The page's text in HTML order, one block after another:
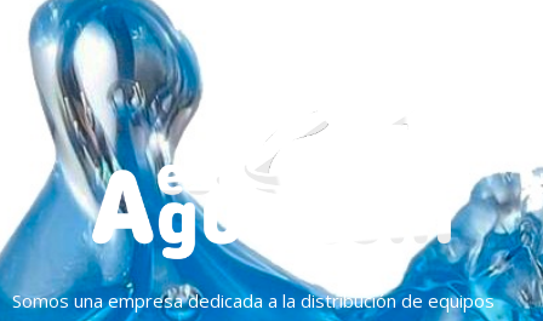
Somos una empresa dedicada a la distribución de equipos